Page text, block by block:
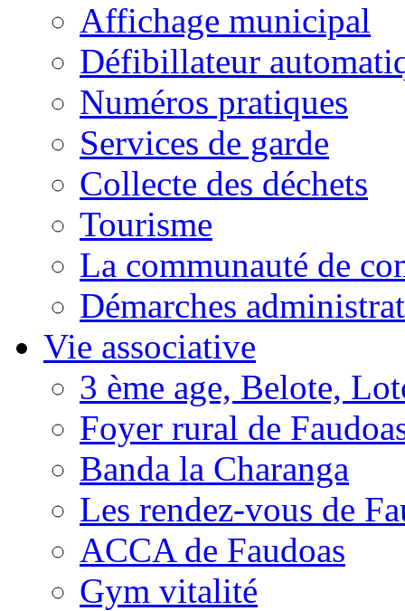
Affichage municipal
Défibillateur
Numéros pratiques
Services de garde
Collecte des déchets
Tourisme
La communauté de
Démarches
Vie associative
3 ème age, Belote,
Foyer rural de
Banda la Charanga
Les rendez-vous de
ACCA de Faudoas
Gym vitalité